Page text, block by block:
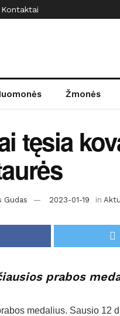
Kontaktai
Žmonės
tęsia
Gudas 2023-01-19 in
prabos
medalius. Sausio 12